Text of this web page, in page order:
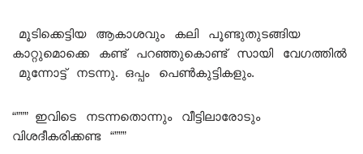
മൂടിക്കെട്ടിയ ആകാശവും കലി പൂണ്ടുതുടങ്ങിയ
കാറ്റുമൊക്കെ കണ്ട് പറഞ്ഞുകൊണ്ട് സായി വേഗത്തിൽ
മുന്നോട്ട് നടന്നു. ഒപ്പം പെൺകുട്ടികളും.
“””” ഇവിടെ നടന്നതൊന്നും വീട്ടിലാരോടും
വിശദീകരിക്കണ്ട “”””